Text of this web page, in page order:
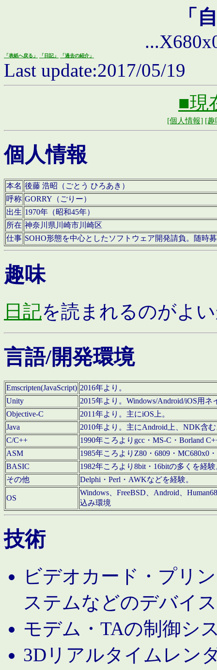
「
「表紙へ戻る」 「日記」 「過去の紹介」
Last update:2017/05/19
■現
[個人情報] [趣
個人情報
本名 後藤 浩昭（ごとう ひろあき）
呼称 GORRY（ごりー）
出生 1970年（昭和45年）
所在 神奈川県川崎市川崎区
仕事 SOHO形態を中心としたソフトウェア開発請負。随時
趣味
日記を読まれるのがよ
言語/開発環境
Emscripten(JavaScript) 2016年より。
Unity
2015年より。Windows/Android/iOS用
Objective-C
2011年より。主にiOS上。
Java
2010年より。主にAndroid上、NDK含
C/C++
1990年ころよりgcc・MS-C・Borland
ASM
1985年ころよりZ80・6809・MC680x0
BASIC
1982年ころより8bit・16bitの多くを経
その他
Delphi・Perl・AWKなどを経験。
OS
Windows、FreeBSD、Android、
込み環境
技術
ビデオカード・プリ
ステムなどのデバイ
モデム・TAの制御シ
3Dリアルタイムレン